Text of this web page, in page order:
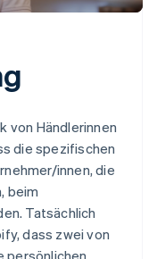
von Händlerinnen
die spezifischen
innen, die
beim
Tatsächlich
dass zwei von
persönlichen